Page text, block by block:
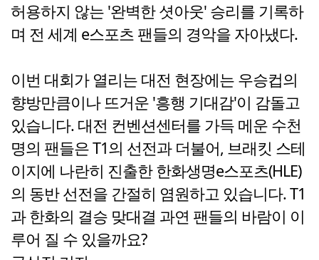
허용하지 않는 '완벽한 셧아웃' 승리를 기록하
며 전 세계 e스포츠 팬들의 경악을 자아냈다.
이번 대회가 열리는 대전 현장에는 우승컵의
향방만큼이나 뜨거운 '흥행 기대감'이 감돌고
있습니다. 대전 컨벤션센터를 가득 메운 수천
명의 팬들은 T1의 선전과 더불어, 브래킷 스테
이지에 나란히 진출한 한화생명e스포츠(HLE)
의 동반 선전을 간절히 염원하고 있습니다. T1
과 한화의 결승 맞대결 과연 팬들의 바람이 이
루어 질 수 있을까요?